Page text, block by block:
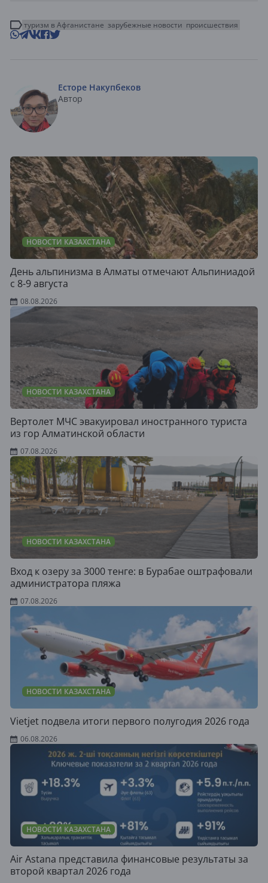
туризм в Афганистане зарубежные новости происшествия
Есторе Накупбеков
Автор
НОВОСТИ КАЗАХСТАНА
День альпинизма в Алматы отмечают Альпиниадой
с 8-9 августа
08.08.2026
НОВОСТИ КАЗАХСТАНА
Вертолет МЧС эвакуировал иностранного туриста
из гор Алматинской области
07.08.2026
НОВОСТИ КАЗАХСТАНА
Вход к озеру за 3000 тенге: в Бурабае оштрафовали
администратора пляжа
07.08.2026
НОВОСТИ КАЗАХСТАНА
Vietjet подвела итоги первого полугодия 2026 года
06.08.2026
НОВОСТИ КАЗАХСТАНА
Air Astana представила финансовые результаты за
второй квартал 2026 года